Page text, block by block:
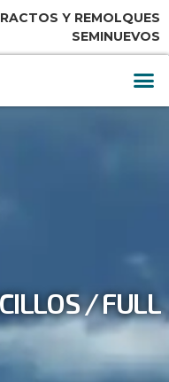
Y REMOLQUES
SEMINUEVOS
/ FULL